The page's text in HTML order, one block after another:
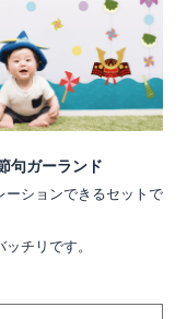
句ガーランド
ーションできるセットで
チリです。